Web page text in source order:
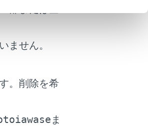
いいえ
ません。
。削除を希
ま